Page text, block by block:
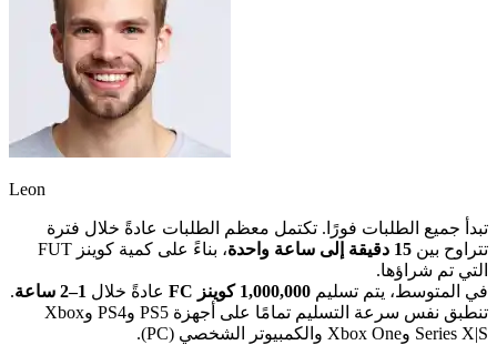
Leon
تبدأ جميع الطلبات فورًا. تكتمل معظم الطلبات عادةً خلال فترة
تتراوح بين 15 دقيقة إلى ساعة واحدة
، بناءً على كمية كوينز FUT
التي تم شراؤها.
في المتوسط، يتم تسليم 1,000,000 كوينز FC عادةً خلال 1–2 ساعة
.
تنطبق نفس سرعة التسليم تمامًا على أجهزة PS5 وPS4 وXbox
Series X|S وXbox One والكمبيوتر الشخصي (PC).